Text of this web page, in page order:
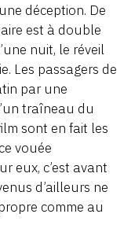
déception. De
est à double
nuit, le réveil
Les passagers de
par une
traîneau du
sont en fait les
vouée
eux, c’est avant
d’ailleurs ne
comme au